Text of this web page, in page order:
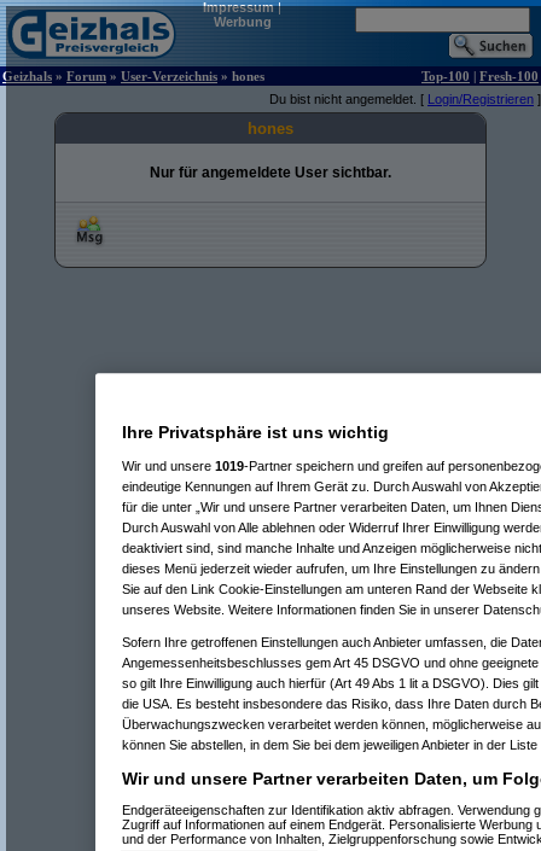
Impressum|
Werbung
Geizhals » Forum » User-Verzeichnis » hones Top-100 | Fresh-100
Du bist nicht angemeldet. [ Login/Registrieren ]
hones
Nur für angemeldete User sichtbar.
Ihre Privatsphäre ist uns wichtig
Wir und unsere 1019-Partner speichern und greifen auf
eindeutige Kennungen auf Ihrem Gerät zu. Durch Auswahl von
für die unter „Wir und unsere Partner verarbeiten Daten, um Ihnen
Durch Auswahl von Alle ablehnen oder Widerruf Ihrer Einwilligung
deaktiviert sind, sind manche Inhalte und Anzeigen möglicherweise
dieses Menü jederzeit wieder aufrufen, um Ihre Einstellungen zu
Sie auf den Link Cookie-Einstellungen am unteren Rand der Webseite
unseres Website. Weitere Informationen finden Sie in unserer
Sofern Ihre getroffenen Einstellungen auch Anbieter umfassen, die
Angemessenheitsbeschlusses gem Art 45 DSGVO und ohne
so gilt Ihre Einwilligung auch hierfür (Art 49 Abs 1 lit a DSGVO). Dies
die USA. Es besteht insbesondere das Risiko, dass Ihre Daten durch
Überwachungszwecken verarbeitet werden können, möglicherweise
können Sie abstellen, in dem Sie bei dem jeweiligen Anbieter in der
Wir und unsere Partner verarbeiten Daten, um
Endgeräteeigenschaften zur Identifikation aktiv abfragen. Verwendung
Zugriff auf Informationen auf einem Endgerät. Personalisierte Werbung
und der Performance von Inhalten, Zielgruppenforschung sowie